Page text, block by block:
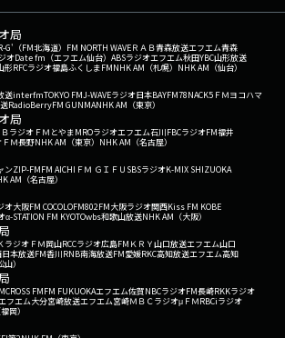
局
G'（FM北海道） FM NORTH WAVEＲＡＢ青森放送エフエム青森
オDate fm（エフエム仙台） ABSラジオエフエム秋田YBC山形放送
形RFCラジオ福島ふくしまFMNHK AM（札幌） NHK AM（仙台）
送interfmTOKYO FMJ-WAVEラジオ日本BAYFM78NACK5 ＦＭヨコハマ
RadioBerryFM GUNMANHK AM（東京）
局
ラジオ ＦＭとやまMROラジオエフエム石川FBCラジオFM福井
ＦＭ長野NHK AM（東京） NHK AM（名古屋）
ンZIP-FMFM AICHI ＦＭ ＧＩＦＵ SBSラジオK-MIX SHIZUOKA
AM（名古屋）
オ大阪FM COCOLOFM802FM大阪ラジオ関西Kiss FM KOBE
α-STATION FM KYOTOwbs和歌山放送NHK AM（大阪）
ラジオ ＦＭ岡山RCCラジオ広島FM ＫＲＹ山口放送エフエム山口
日本放送FM香川RNB南海放送FM愛媛RKC高知放送エフエム高知
）
CROSS FMFM FUKUOKAエフエム佐賀NBCラジオFM長崎RKKラジオ
フエム大分宮崎放送エフエム宮崎ＭＢＣラジオμＦＭRBCiラジオ
岡）